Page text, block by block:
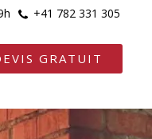
GRATUIT
+41 782 331 305